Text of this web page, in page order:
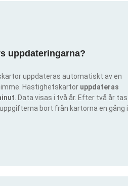
uppdateringarna?
uppdateras automatiskt av en
Hastighetskartor uppdateras
. Data visas i två år. Efter två år tas
bort från kartorna en gång i